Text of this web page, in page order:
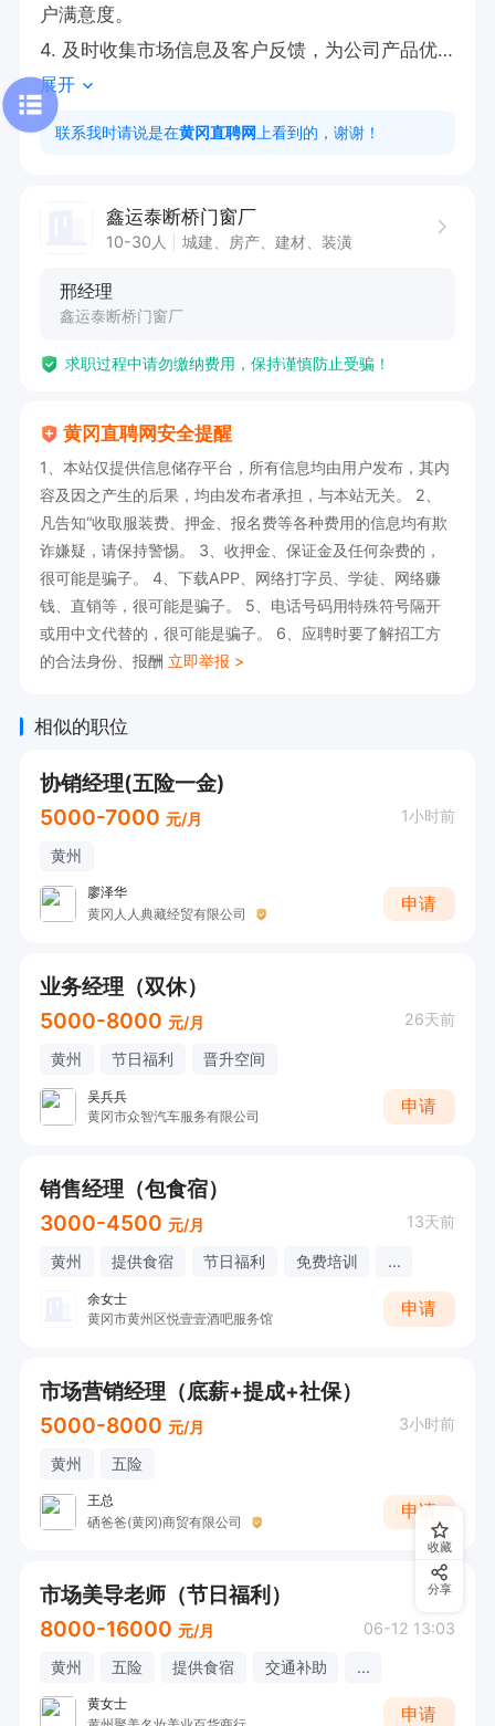
户满意度。
4. 及时收集市场信息及客户反馈，为公司产品优
化提供依据。
户建立合作关系。
优先。
业联系
展开
联系我时请说是在黄冈直聘网 上看到的，谢谢！
鑫运泰断桥门窗厂
10-30人 城建、房产、建材、装潢
邢经理
鑫运泰断桥门窗厂
求职过程中请勿缴纳费用，保持谨慎防止受骗！
黄冈直聘网安全提醒
1、本站仅提供信息储存平台，所有信息均由用户发布，其内
容及因之产生的后果，均由发布者承担，与本站无关。 2、
凡告知“收取服装费、押金、报名费等各种费用的信息均有欺
诈嫌疑，请保持警惕。 3、收押金、保证金及任何杂费的，
很可能是骗子。 4、下载APP、网络打字员、学徒、网络赚
钱、直销等，很可能是骗子。 5、电话号码用特殊符号隔开
或用中文代替的，很可能是骗子。 6、应聘时要了解招工方
的合法身份、报酬 立即举报 >
相似的职位
协销经理(五险一金)
5000-7000 元/月 1小时前
黄州
廖泽华
黄冈人人典藏经贸有限公司
申请
业务经理（双休）
5000-8000 元/月 26天前
黄州 节日福利 晋升空间
吴兵兵
黄冈市众智汽车服务有限公司
申请
销售经理（包食宿）
3000-4500 元/月 13天前
黄州 提供食宿 节日福利 免费培训 ...
余女士
黄冈市黄州区悦壹壹酒吧服务馆
申请
市场营销经理（底薪+提成+社保）
5000-8000 元/月 3小时前
黄州 五险
王总
硒爸爸(黄冈)商贸有限公司
申请
市场美导老师（节日福利）
8000-16000 元/月 06-12 13:03
黄州 五险 提供食宿 交通补助 ...
黄女士
申请
收藏
分享